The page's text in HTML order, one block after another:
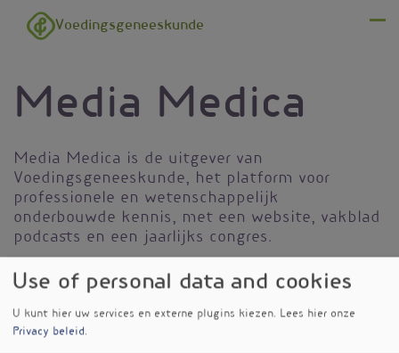
Overslaan en naar de inhoud gaan
Voedingsgeneeskunde
Media Medica
Media Medica is de uitgever van
Voedingsgeneeskunde, het platform voor
professionele en wetenschappelijk
onderbouwde kennis, met een website, vakblad
podcasts en een jaarlijks congres.
Use of personal data and cookies
U kunt hier uw services en externe plugins kiezen. Lees hier onze
Privacy beleid.